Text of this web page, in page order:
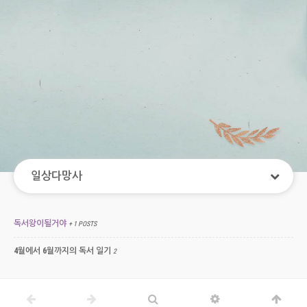
일상다망사
독서왕이될거야 + 1 POSTS
4월에서 6월까지의 독서 일기 2